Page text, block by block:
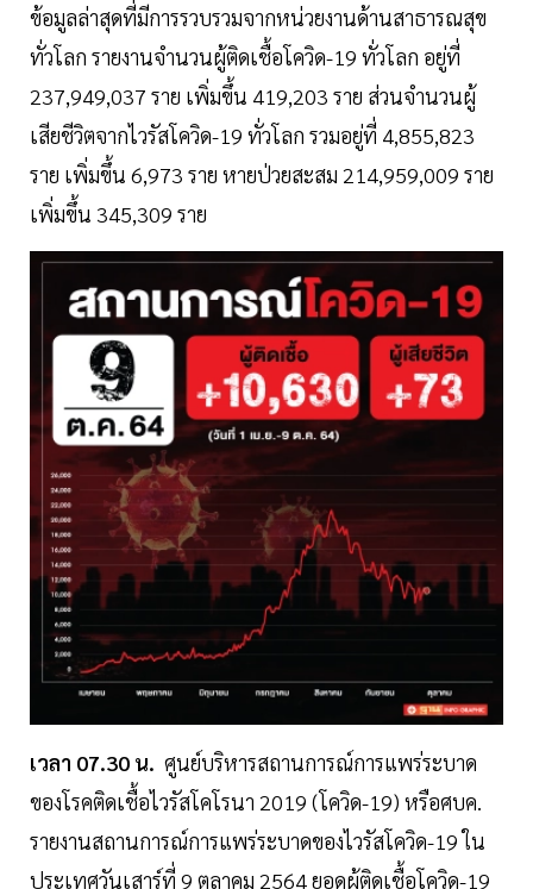
ข้อมูลล่าสุดที่มีการรวบรวมจากหน่วยงานด้านสาธารณสุข
ทั่วโลก รายงานจำนวนผู้ติดเชื้อโควิด-19 ทั่วโลก อยู่ที่
237,949,037 ราย เพิ่มขึ้น 419,203 ราย ส่วนจำนวนผู้
เสียชีวิตจากไวรัสโควิด-19 ทั่วโลก รวมอยู่ที่ 4,855,823
ราย เพิ่มขึ้น 6,973 ราย หายป่วยสะสม 214,959,009 ราย
เพิ่มขึ้น 345,309 ราย
เวลา 07.30 น. ศูนย์บริหารสถานการณ์การแพร่ระบาด
ของโรคติดเชื้อไวรัสโคโรนา 2019 (โควิด-19) หรือศบค.
รายงานสถานการณ์การแพร่ระบาดของไวรัสโควิด-19 ใน
ประเทศวันเสาร์ที่ 9 ตุลาคม 2564 ยอดผู้ติดเชื้อโควิด-19